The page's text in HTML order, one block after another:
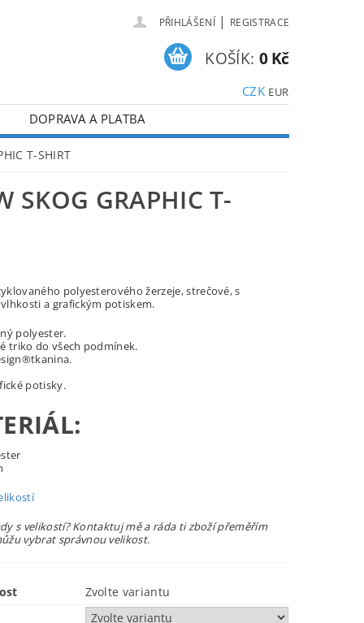
PŘIHLÁŠENÍ | REGISTRACE
CZK EUR
KOŠÍK: 0 Kč
DOPRAVA A PLATBA
T-SHIRT
SKOG GRAPHIC T-
polyesterového žerzeje, strečové, s
a grafickým potiskem.
polyester.
triko do všech podmínek.
potisky.
s velikostí? Kontaktuj mě a ráda ti zboží přeměřím
vybrat správnou velikost.
Zvolte variantu